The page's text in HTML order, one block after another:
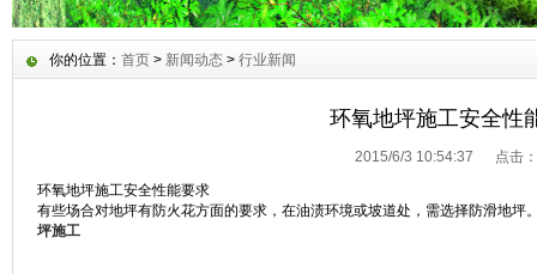
你的位置： 首页 > 新闻动态 > 行业新闻
环氧地坪施工安全性
2015/6/3 10:54:37 点击：
环氧地坪施工安全性能要求
有些场合对地坪有防火花方面的要求，在油渍环境或坡道处，需选择防滑地坪
坪施工